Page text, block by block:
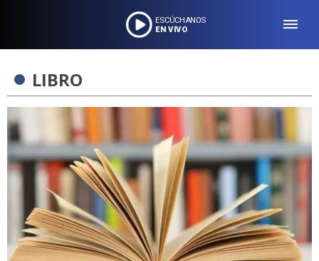
ESCÚCHANOS
EN VIVO
LIBRO